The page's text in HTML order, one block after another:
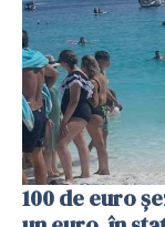
100 de euro